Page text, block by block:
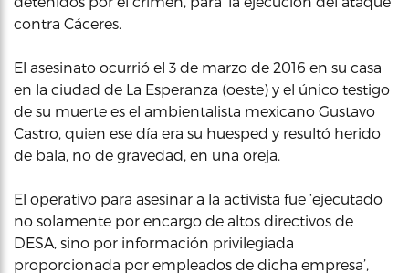
contra Cáceres.
El asesinato ocurrió el 3 de marzo de 2016 en su casa
en la ciudad de La Esperanza (oeste) y el único testigo
de su muerte es el ambientalista mexicano Gustavo
Castro, quien ese día era su huesped y resultó herido
de bala, no de gravedad, en una oreja.
El operativo para asesinar a la activista fue ‘ejecutado
no solamente por encargo de altos directivos de
DESA, sino por información privilegiada
proporcionada por empleados de dicha empresa’,